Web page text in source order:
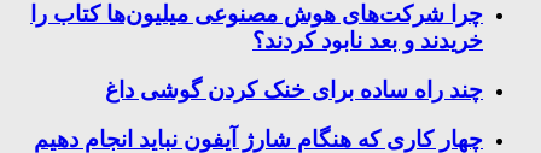
چرا شرکت‌های هوش مصنوعی میلیون‌ها کتاب را
خریدند و بعد نابود کردند؟
چند راه‌ ساده برای خنک کردن گوشی داغ
چهار کاری که هنگام شارژ آیفون نباید انجام دهیم